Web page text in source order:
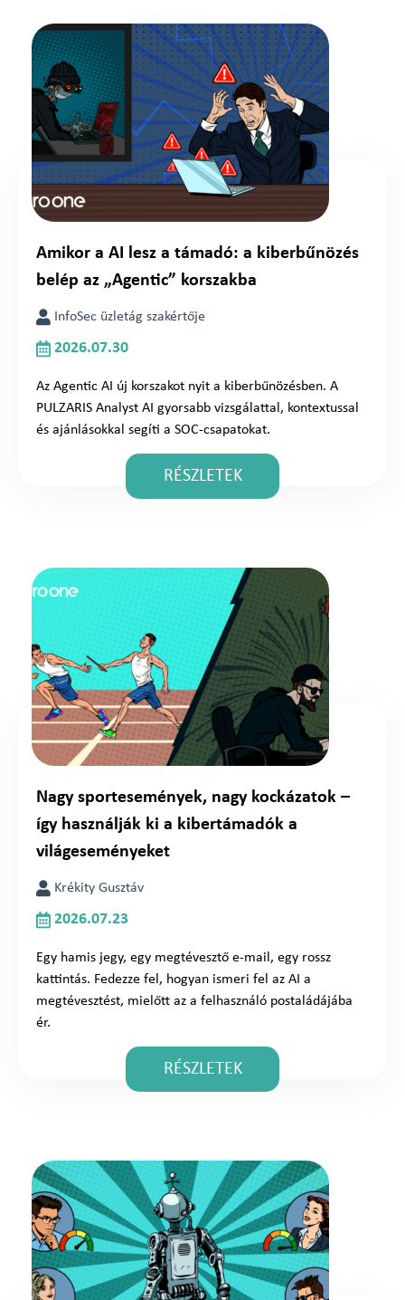
Amikor a AI lesz a támadó: a kiberbűnözés
belép az „Agentic” korszakba
InfoSec üzletág szakértője
2026.07.30
Az Agentic AI új korszakot nyit a kiberbűnözésben. A
PULZARIS Analyst AI gyorsabb vizsgálattal, kontextussal
és ajánlásokkal segíti a SOC-csapatokat.
RÉSZLETEK
Nagy sportesemények, nagy kockázatok –
így használják ki a kibertámadók a
világeseményeket
Krékity Gusztáv
2026.07.23
Egy hamis jegy, egy megtévesztő e-mail, egy rossz
kattintás. Fedezze fel, hogyan ismeri fel az AI a
megtévesztést, mielőtt az a felhasználó postaládájába
ér.
RÉSZLETEK